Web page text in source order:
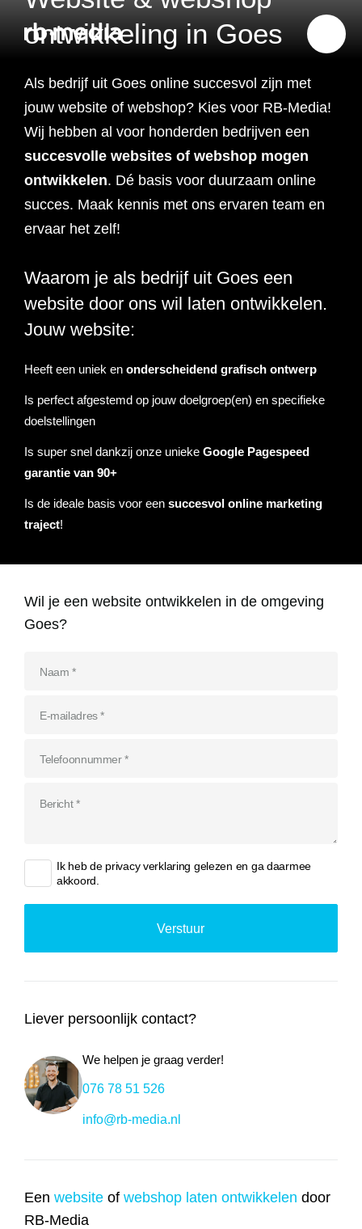
Website ontwikkeling
Website ontwikkeling
Website laten maken
Webdesign bureau
Webshop ontwikkeling
Webshop laten maken
Carerix website
Vastgoed websites
Branding & Strategie
Branding
Doelgroep analyse
Online marketing
strategie
Social Media strategie
Online marketing
Online marketing
bureau
Online marketing advies
CRO
SEO
SEO advies
SEO strategie
SEO teksten
Google Ads uitbesteden
Google shopping
Social advertising
Linkbuilding
Linkbuilding uitbesteden
E-mail marketing
uitbesteden
Website inzicht
Website analyse
Zoekwoordenonderzoek
Concurrentieanalyse
Google Ads audit
Data & tools
SalesFeed
Marketing dashboard
Over ons
Projecten
Referenties
Actueel
Werken bij
Contact
076 78 51 526
ontwikkeling in Goes
Als bedrijf uit Goes online succesvol zijn met
jouw website of webshop? Kies voor RB-Media!
Wij hebben al voor honderden bedrijven een
succesvolle websites of webshop mogen
ontwikkelen. Dé basis voor duurzaam online
succes. Maak kennis met ons ervaren team en
ervaar het zelf!
Wil je een website ontwikkelen in de omgeving
Goes?
Ik heb de privacy verklaring gelezen en ga daarmee
akkoord.
Liever persoonlijk contact?
We helpen je graag verder!
076 78 51 526
info@rb-media.nl
Waarom je als bedrijf uit Goes een
website door ons wil laten ontwikkelen.
Jouw website:
Heeft een uniek en onderscheidend grafisch ontwerp
Is perfect afgestemd op jouw doelgroep(en) en specifieke
doelstellingen
Is super snel dankzij onze unieke Google Pagespeed
garantie van 90+
Is de ideale basis voor een succesvol online marketing
traject!
Een website of webshop laten ontwikkelen door
RB-Media